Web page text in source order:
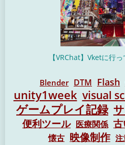
【VRChat】Vketに行
Blender DTM Flash
unity1week visual
ゲームプレイ記録
便利ツール 医療関係
懐古 映像制作 注